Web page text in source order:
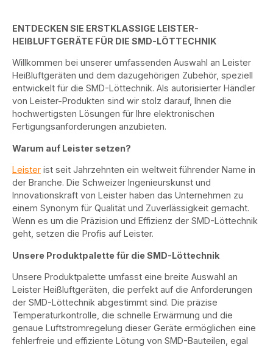
ENTDECKEN SIE ERSTKLASSIGE LEISTER-
HEIßLUFTGERÄTE FÜR DIE SMD-LÖTTECHNIK
Willkommen bei unserer umfassenden Auswahl an Leister
Heißluftgeräten und dem dazugehörigen Zubehör, speziell
entwickelt für die SMD-Löttechnik. Als autorisierter Händler
von Leister-Produkten sind wir stolz darauf, Ihnen die
hochwertigsten Lösungen für Ihre elektronischen
Fertigungsanforderungen anzubieten.
Warum auf Leister setzen?
Leister ist seit Jahrzehnten ein weltweit führender Name in
der Branche. Die Schweizer Ingenieurskunst und
Innovationskraft von Leister haben das Unternehmen zu
einem Synonym für Qualität und Zuverlässigkeit gemacht.
Wenn es um die Präzision und Effizienz der SMD-Löttechnik
geht, setzen die Profis auf Leister.
Unsere Produktpalette für die SMD-Löttechnik
Unsere Produktpalette umfasst eine breite Auswahl an
Leister Heißluftgeräten, die perfekt auf die Anforderungen
der SMD-Löttechnik abgestimmt sind. Die präzise
Temperaturkontrolle, die schnelle Erwärmung und die
genaue Luftstromregelung dieser Geräte ermöglichen eine
fehlerfreie und effiziente Lötung von SMD-Bauteilen, egal